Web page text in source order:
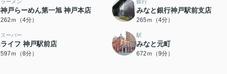
ラーメン
神戸らーめん第一旭 神戸本店
262ｍ（4分）
銀行
みなと銀行神戸駅前支店
265ｍ（4分）
スーパー
ライフ 神戸駅前店
597ｍ（8分）
駅
みなと元町
672ｍ（9分）